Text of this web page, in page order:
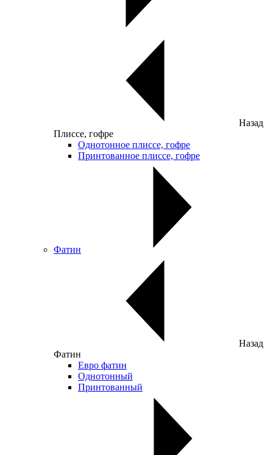
Назад
Плиссе, гофре
Однотонное плиссе, гофре
Принтованное плиссе, гофре
Фатин
Назад
Фатин
Евро фатин
Однотонный
Принтованный